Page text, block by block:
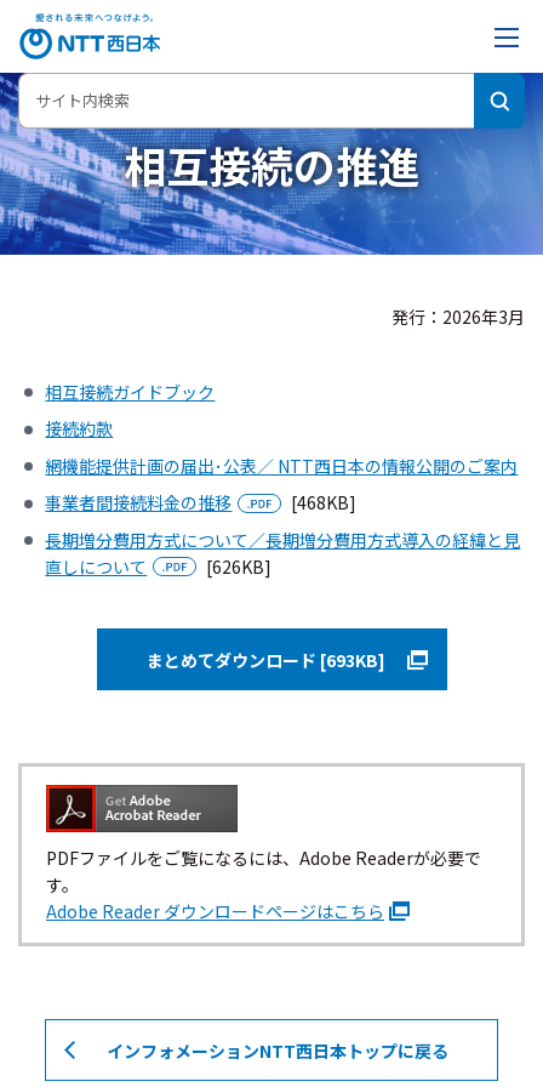
相互接続の推進
発行：2026年3月
相互接続ガイドブック
接続約款
網機能提供計画の届出･公表／ NTT西日本の情報公開のご案内
事業者間接続料金の推移
[468KB]
長期増分費用方式について／長期増分費用方式導入の経緯と見
直しについて
[626KB]
まとめてダウンロード [693KB]
PDFファイルをご覧になるには、Adobe Readerが必要で
す。
Adobe Reader ダウンロードページはこちら
インフォメーションNTT西日本トップに戻る